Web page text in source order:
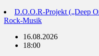
D.O.O.R-Projekt („Deep
Rock-Musik
16.08.2026
18:00